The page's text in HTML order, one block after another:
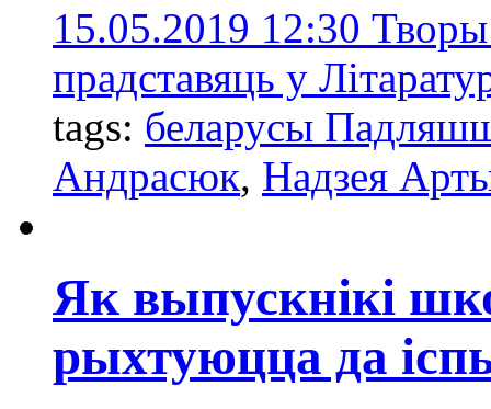
15.05.2019 12:30
прадставяць у
tags: беларусы
Андрасюк, Надзея
Як выпускнікі
рыхтуюцца да